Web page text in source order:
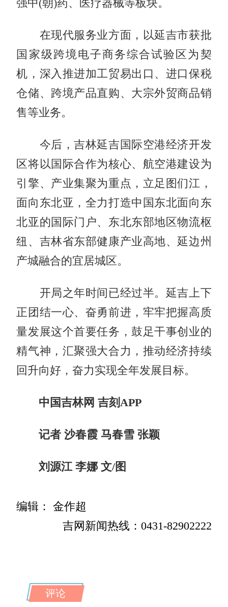
强中(朝)药、医疗器械等板块。
在现代服务业方面，以延吉市获批
国家级跨境电子商务综合试验区为契
机，深入推进加工贸易出口、进口保税
仓储、跨境产品直购、大宗外贸商品销
售等业务。
今后，吉林延吉国际空港经济开发
区将以国际合作为核心、航空港建设为
引擎、产业集聚为重点，立足图们江，
面向东北亚，全力打造中国东北面向东
北亚的国际门户、东北东部地区物流枢
纽、吉林省东部健康产业高地、延边州
产城融合的宜居城区。
开局之年时间已经过半。延吉上下
正团结一心、奋勇前进，牢牢把握高质
量发展这个首要任务，鼓足干事创业的
精气神，汇聚强大合力，推动经济持续
回升向好，奋力实现全年发展目标。
中国吉林网 吉刻APP
记者 沙春霞 马春雪 张颖
刘源江 李娜 文/图
编辑： 金作超
吉网新闻热线：0431-82902222
评论